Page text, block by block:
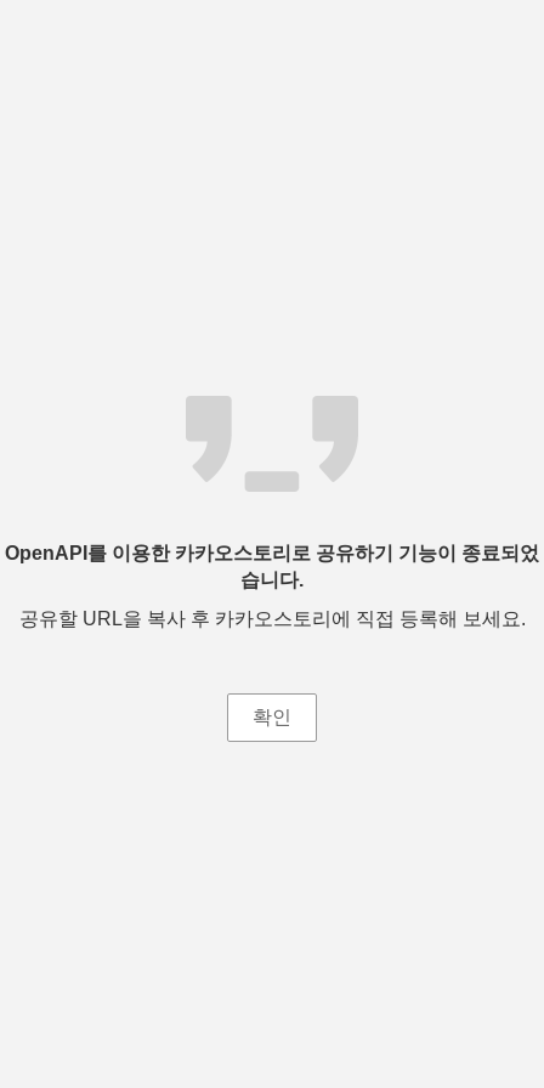
OpenAPI를 이용한 카카오스토리로 공유하기 기능이 종료되었
습니다.
공유할 URL을 복사 후 카카오스토리에 직접 등록해 보세요.
확인